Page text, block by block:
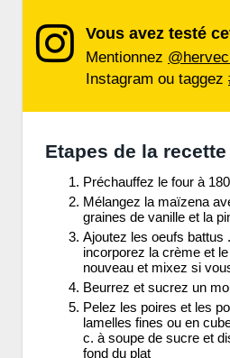
Vous avez testé
Mentionnez
Instagram ou taggez
Etapes de la recette
Préchauffez le four à
Mélangez la maïzena
graines de vanille et la
Ajoutez les oeufs battus
incorporez la crème et
nouveau et mixez si
Beurrez et sucrez un
Pelez les poires et les
lamelles fines ou en
c. à soupe de sucre et
fond du plat